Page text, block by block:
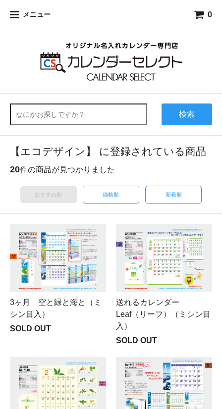
メニュー 0
検索
【エコデザイン】 に登録されている商品
20件の商品が見つかりました
おすすめ順 価格順 新着順
3ヶ月 空と緑と海と（ミ
シン目入）
SOLD OUT
送れるカレンダー
Leaf（リーフ）（ミシン目
入）
SOLD OUT